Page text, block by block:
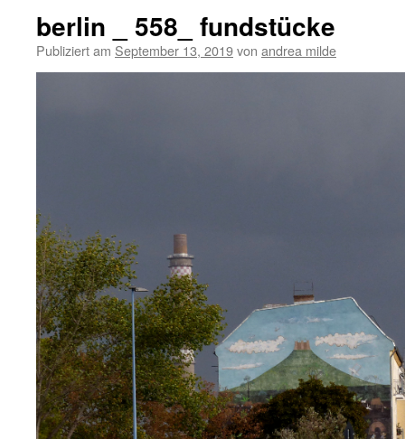
berlin _ 558_ fundstücke
Publiziert am September 13, 2019von andrea milde